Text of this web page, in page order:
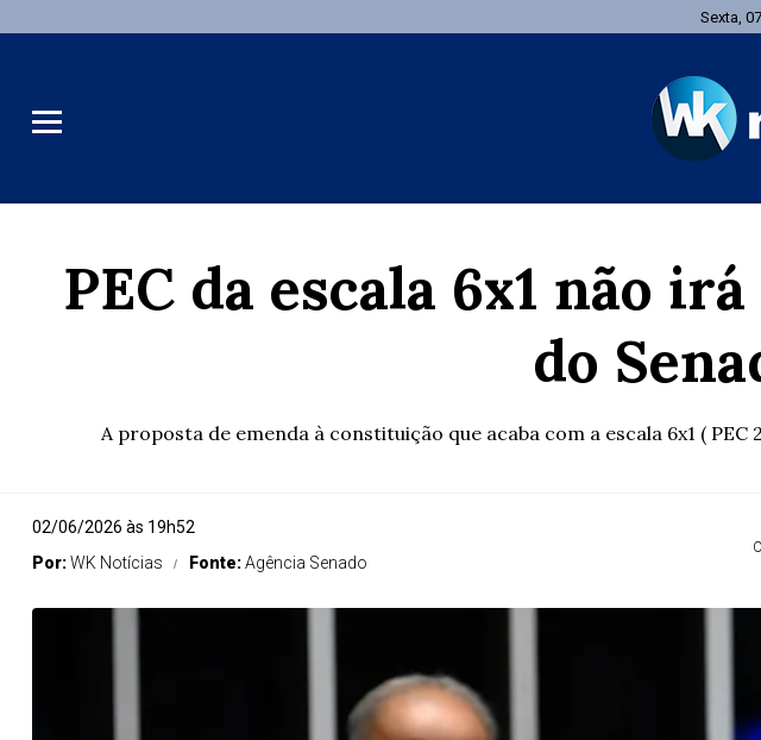
Sexta,
PEC da escala 6x1 não
do
A proposta de emenda à constituição que acaba com a escala 6x1 (
02/06/2026 às 19h52
Por:WK Notícias Fonte:Agência Senado